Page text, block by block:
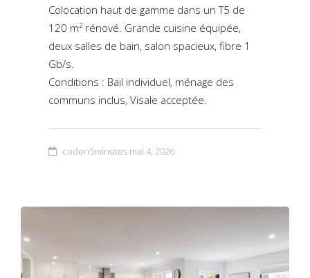
Colocation haut de gamme dans un T5 de
120 m² rénové. Grande cuisine équipée,
deux salles de bain, salon spacieux, fibre 1
Gb/s.
Conditions : Bail individuel, ménage des
communs inclus, Visale acceptée.
coden5minutes mai 4, 2026